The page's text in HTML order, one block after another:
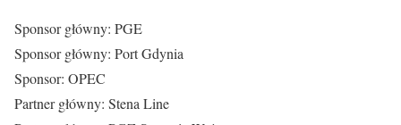
Sponsor główny: PGE
Sponsor główny: Port Gdynia
Sponsor: OPEC
Partner główny: Stena Line